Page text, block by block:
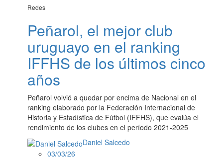
Redes
Peñarol, el mejor club
uruguayo en el ranking
IFFHS de los últimos cinco
años
Peñarol volvió a quedar por encima de Nacional en el
ranking elaborado por la Federación Internacional de
Historia y Estadística de Fútbol (IFFHS), que evalúa el
rendimiento de los clubes en el período 2021-2025
Daniel Salcedo
03/03/26